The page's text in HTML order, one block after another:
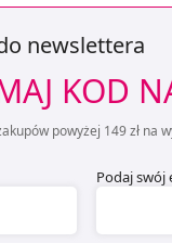
newslettera
KOD
powyżej 149 zł na
Podaj swój